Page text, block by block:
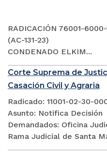
RADICACIÓN 76001-
(AC-131-23)
CONDENADO ELKIM...
Corte Suprema de
Casación Civil y Agraria
Radicado: 11001-02-30-
Asunto: Notifica Decisión
Demandados: Oficina
Rama Judicial de Santa